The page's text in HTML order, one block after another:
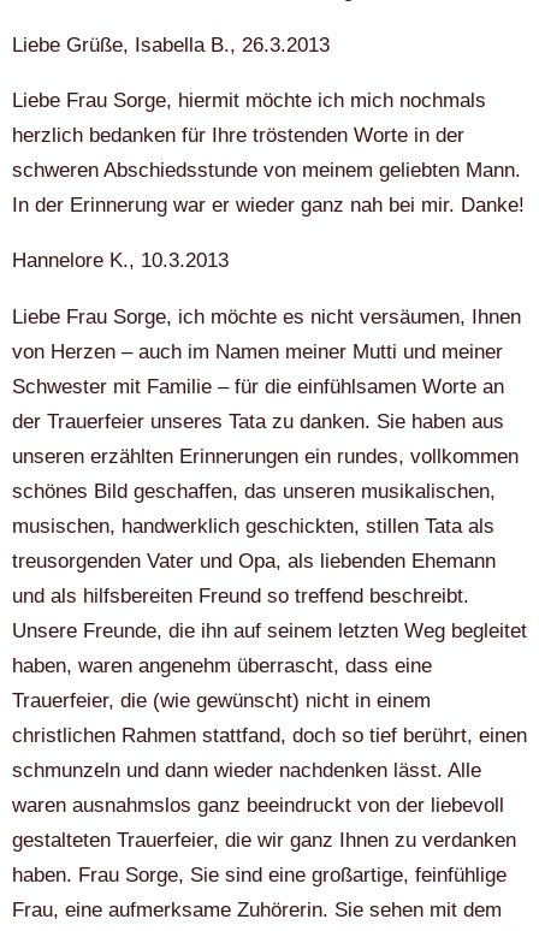
Liebe Grüße, Isabella B., 26.3.2013
Liebe Frau Sorge, hiermit möchte ich mich nochmals
herzlich bedanken für Ihre tröstenden Worte in der
schweren Abschiedsstunde von meinem geliebten Mann.
In der Erinnerung war er wieder ganz nah bei mir. Danke!
Hannelore K., 10.3.2013
Liebe Frau Sorge, ich möchte es nicht versäumen, Ihnen
von Herzen – auch im Namen meiner Mutti und meiner
Schwester mit Familie – für die einfühlsamen Worte an
der Trauerfeier unseres Tata zu danken. Sie haben aus
unseren erzählten Erinnerungen ein rundes, vollkommen
schönes Bild geschaffen, das unseren musikalischen,
musischen, handwerklich geschickten, stillen Tata als
treusorgenden Vater und Opa, als liebenden Ehemann
und als hilfsbereiten Freund so treffend beschreibt.
Unsere Freunde, die ihn auf seinem letzten Weg begleitet
haben, waren angenehm überrascht, dass eine
Trauerfeier, die (wie gewünscht) nicht in einem
christlichen Rahmen stattfand, doch so tief berührt, einen
schmunzeln und dann wieder nachdenken lässt. Alle
waren ausnahmslos ganz beeindruckt von der liebevoll
gestalteten Trauerfeier, die wir ganz Ihnen zu verdanken
haben. Frau Sorge, Sie sind eine großartige, feinfühlige
Frau, eine aufmerksame Zuhörerin. Sie sehen mit dem